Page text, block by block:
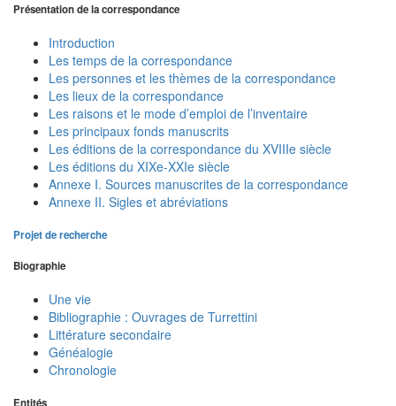
Présentation de la correspondance
Introduction
Les temps de la correspondance
Les personnes et les thèmes de la correspondance
Les lieux de la correspondance
Les raisons et le mode d’emploi de l’inventaire
Les principaux fonds manuscrits
Les éditions de la correspondance du XVIIIe siècle
Les éditions du XIXe-XXIe siècle
Annexe I. Sources manuscrites de la correspondance
Annexe II. Sigles et abréviations
Projet de recherche
Biographie
Une vie
Bibliographie : Ouvrages de Turrettini
Littérature secondaire
Généalogie
Chronologie
Entités